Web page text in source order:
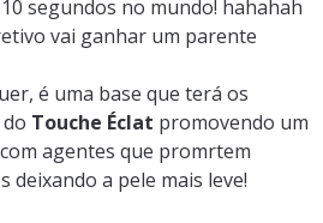
segundos no mundo! hahahah
vai ganhar um parente
é uma base que terá os
Touche Éclat promovendo um
agentes que promrtem
a pele mais leve!